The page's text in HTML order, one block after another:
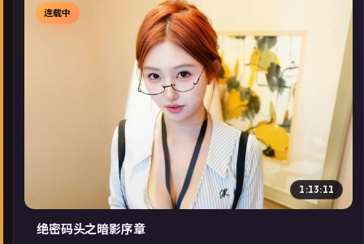
▶
连载中
1:13:11
绝密码头之暗影序章